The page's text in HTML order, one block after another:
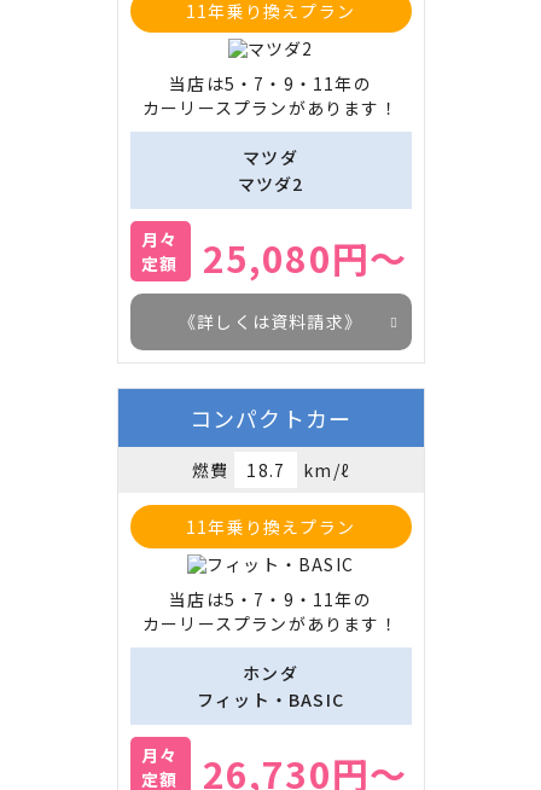
11年乗り換えプラン
当店は5・7・9・11年の
カーリースプランがあります！
マツダ
マツダ2
月々
定額
25,080円～
《詳しくは資料請求》
コンパクトカー
燃費 18.7 km/ℓ
11年乗り換えプラン
当店は5・7・9・11年の
カーリースプランがあります！
ホンダ
フィット・BASIC
月々
定額
26,730円～